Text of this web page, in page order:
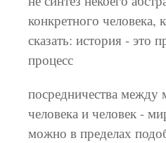
конкретного
сказать: история - это
процесс
посредничества
человека и человек -
можно в пределах